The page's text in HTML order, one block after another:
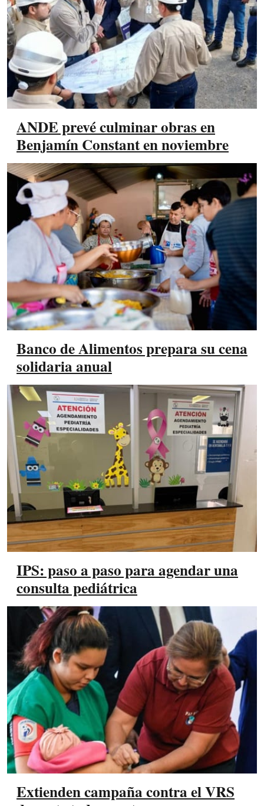
ANDE prevé culminar obras en
Benjamín Constant en noviembre
Banco de Alimentos prepara su cena
solidaria anual
IPS: paso a paso para agendar una
consulta pediátrica
Extienden campaña contra el VRS